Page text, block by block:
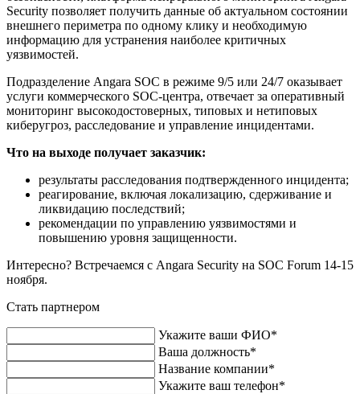
Security позволяет получить данные об актуальном состоянии
внешнего периметра по одному клику и необходимую
информацию для устранения наиболее критичных
уязвимостей.
Подразделение Angara SOC в режиме 9/5 или 24/7 оказывает
услуги коммерческого SOC-центра, отвечает за оперативный
мониторинг высокодостоверных, типовых и нетиповых
киберугроз, расследование и управление инцидентами.
Что на выходе получает заказчик:
результаты расследования подтвержденного инцидента;
реагирование, включая локализацию, сдерживание и
ликвидацию последствий;
рекомендации по управлению уязвимостями и
повышению уровня защищенности.
Интересно? Встречаемся с Angara Security на SOC Forum 14-15
ноября.
Стать партнером
Укажите ваши ФИО*
Ваша должность*
Название компании*
Укажите ваш телефон*